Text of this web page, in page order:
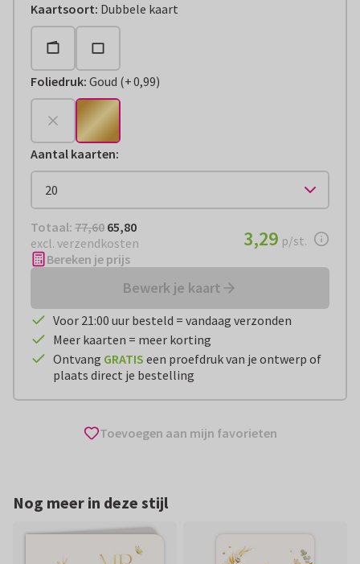
Kaartsoort: Dubbele kaart
Foliedruk: Goud (
+€ 0,99
+0,99)
Aantal kaarten:
Totaal: € 65,80
Totaal: 77,60 65,80
excl. verzendkosten
€ 3,29per stuk
3,29 p/st.
Bereken je prijs
Bewerk je kaart
Voor 21:00 uur besteld = vandaag verzonden
Meer kaarten = meer korting
Ontvang GRATIS een proefdruk van je ontwerp of
plaats direct je bestelling
Toevoegen aan mijn favorieten
Nog meer in deze stijl